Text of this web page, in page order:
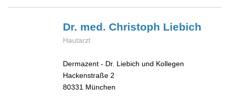
Dr. med. Christoph Liebich
Hautarzt
Dermazent - Dr. Liebich und Kollegen
Hackenstraße 2
80331 München